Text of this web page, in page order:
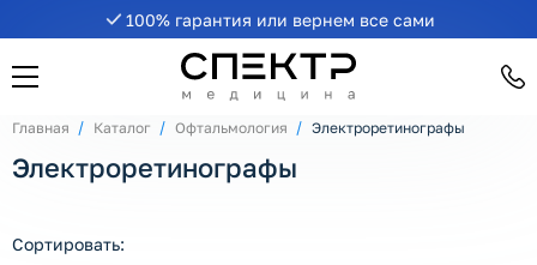
100% гарантия или вернем все сами
Главная Каталог Офтальмология Электроретинографы
Электроретинографы
развернуть категорию
Сортировать: